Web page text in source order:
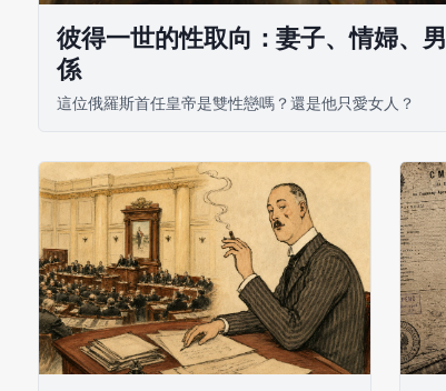
彼得一世的性取向：妻子、情婦、
係
這位俄羅斯首任皇帝是雙性戀嗎？還是他只愛女人？